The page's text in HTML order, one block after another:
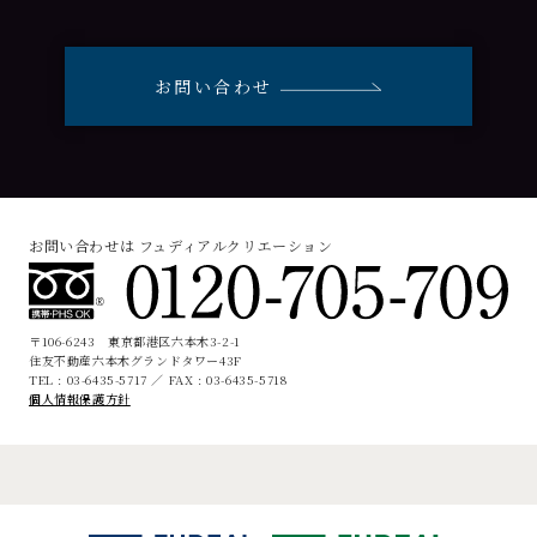
お問い合わせ
お問い合わせは フュディアルクリエーション
〒106-6243 東京都港区六本木3-2-1
住友不動産六本木グランドタワー43F
TEL : 03-6435-5717 ／ FAX : 03-6435-5718
個人情報保護方針